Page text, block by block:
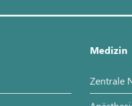
Medizin
Zentrale